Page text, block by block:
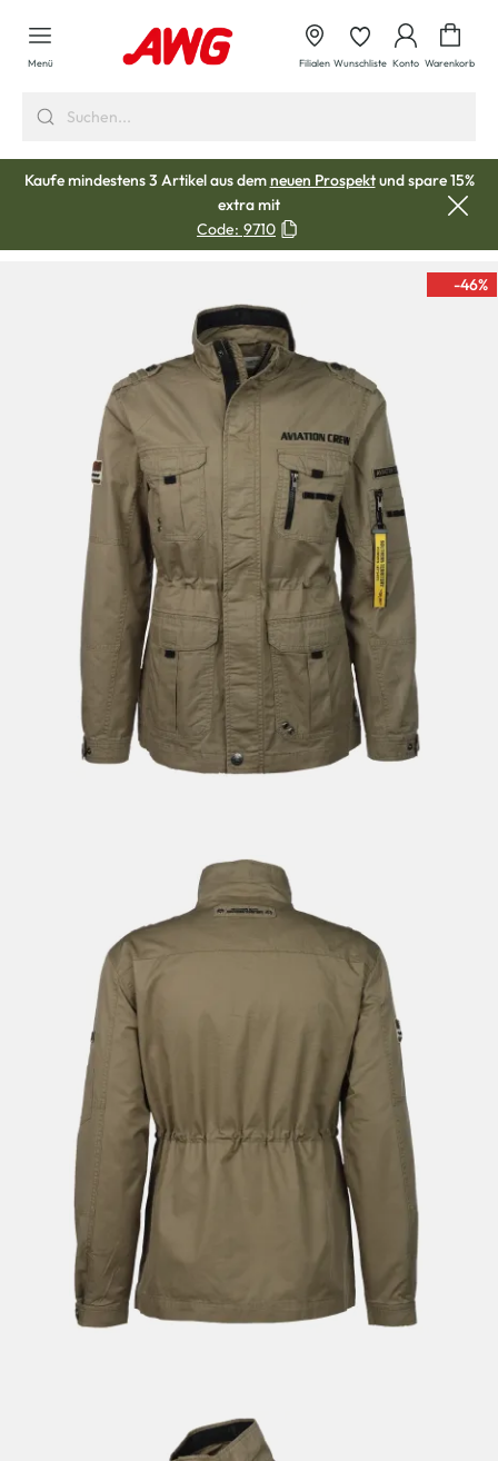
springen
Menü Filialen Wunschliste Konto Warenkorb
Kaufe mindestens 3 Artikel aus demneuen Prospektund spare 15%
extra mit
Code: 9710
-46%